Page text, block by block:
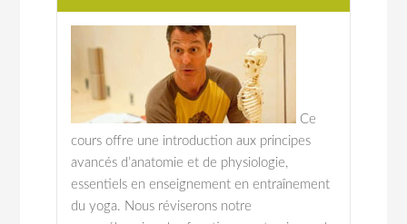
Ce
cours offre une introduction aux principes
avancés d’anatomie et de physiologie,
essentiels en enseignement en entraînement
du yoga. Nous réviserons notre